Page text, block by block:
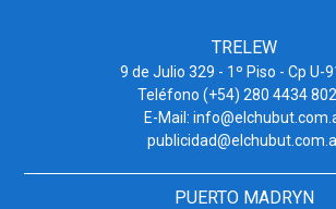
TRELEW
9 de Julio 329 - 1º Piso - Cp U-
Teléfono (+54) 280 4434
E-Mail:
PUERTO MADRYN